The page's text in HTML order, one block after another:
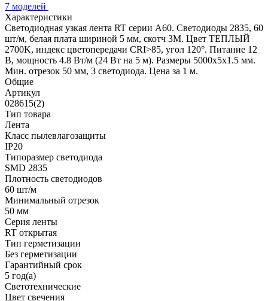
7 моделей
Характеристики
Светодиодная узкая лента RT серии A60. Светодиоды 2835, 60
шт/м, белая плата шириной 5 мм, скотч 3M. Цвет ТЕПЛЫЙ
2700K, индекс цветопередачи CRI>85, угол 120°. Питание 12
В, мощность 4.8 Вт/м (24 Вт на 5 м). Размеры 5000х5х1.5 мм.
Мин. отрезок 50 мм, 3 светодиода. Цена за 1 м.
Общие
Артикул
028615(2)
Тип товара
Лента
Класс пылевлагозащиты
IP20
Типоразмер светодиода
SMD 2835
Плотность светодиодов
60 шт/м
Минимальный отрезок
50 мм
Серия ленты
RT открытая
Тип герметизации
Без герметизации
Гарантийный срок
5 год(а)
Светотехнические
Цвет свечения